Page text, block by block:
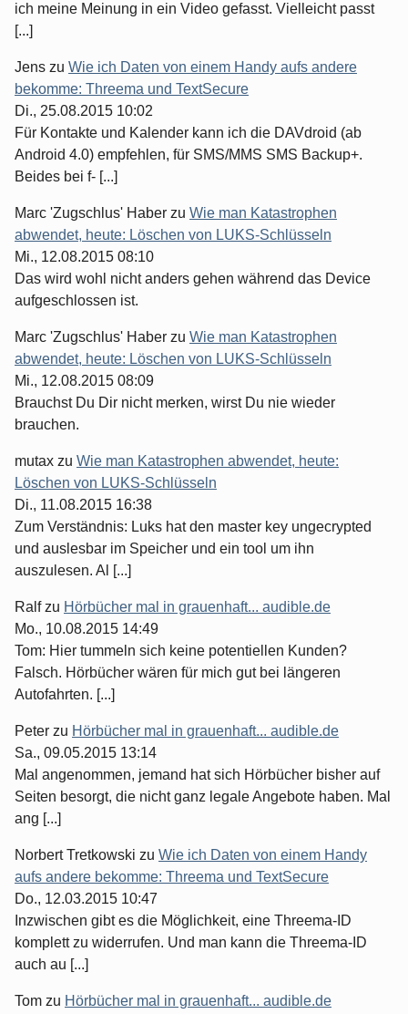
ich meine Meinung in ein Video gefasst. Vielleicht passt
[...]
Jens zu Wie ich Daten von einem Handy aufs andere
bekomme: Threema und TextSecure
Di., 25.08.2015 10:02
Für Kontakte und Kalender kann ich die DAVdroid (ab
Android 4.0) empfehlen, für SMS/MMS SMS Backup+.
Beides bei f- [...]
Marc 'Zugschlus' Haber zu Wie man Katastrophen
abwendet, heute: Löschen von LUKS-Schlüsseln
Mi., 12.08.2015 08:10
Das wird wohl nicht anders gehen während das Device
aufgeschlossen ist.
Marc 'Zugschlus' Haber zu Wie man Katastrophen
abwendet, heute: Löschen von LUKS-Schlüsseln
Mi., 12.08.2015 08:09
Brauchst Du Dir nicht merken, wirst Du nie wieder
brauchen.
mutax zu Wie man Katastrophen abwendet, heute:
Löschen von LUKS-Schlüsseln
Di., 11.08.2015 16:38
Zum Verständnis: Luks hat den master key ungecrypted
und auslesbar im Speicher und ein tool um ihn
auszulesen. Al [...]
Ralfzu Hörbücher mal in grauenhaft... audible.de
Mo., 10.08.2015 14:49
Tom: Hier tummeln sich keine potentiellen Kunden?
Falsch. Hörbücher wären für mich gut bei längeren
Autofahrten. [...]
Peter zu Hörbücher mal in grauenhaft... audible.de
Sa., 09.05.2015 13:14
Mal angenommen, jemand hat sich Hörbücher bisher auf
Seiten besorgt, die nicht ganz legale Angebote haben. Mal
ang [...]
Norbert Tretkowski zu Wie ich Daten von einem Handy
aufs andere bekomme: Threema und TextSecure
Do., 12.03.2015 10:47
Inzwischen gibt es die Möglichkeit, eine Threema-ID
komplett zu widerrufen. Und man kann die Threema-ID
auch au [...]
Tom zu Hörbücher mal in grauenhaft... audible.de